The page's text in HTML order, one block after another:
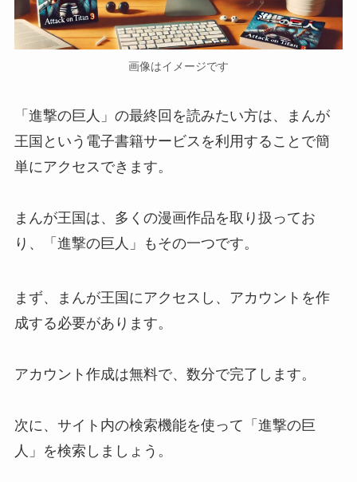
画像はイメージです
「進撃の巨人」の最終回を読みたい方は、まんが
王国という電子書籍サービスを利用することで簡
単にアクセスできます。
まんが王国は、多くの漫画作品を取り扱ってお
り、「進撃の巨人」もその一つです。
まず、まんが王国にアクセスし、アカウントを作
成する必要があります。
アカウント作成は無料で、数分で完了します。
次に、サイト内の検索機能を使って「進撃の巨
人」を検索しましょう。